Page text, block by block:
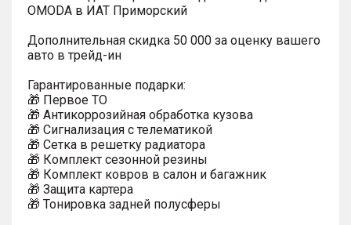
OMODA в ИАТ Приморский
Дополнительная скидка 50 000 за оценку вашего
авто в трейд-ин
Гарантированные подарки:
🎁 Первое ТО
🎁 Антикоррозийная обработка кузова
🎁 Сигнализация с телематикой
🎁 Сетка в решетку радиатора
🎁 Комплект сезонной резины
🎁 Комплект ковров в салон и багажник
🎁 Защита картера
🎁 Тонировка задней полусферы